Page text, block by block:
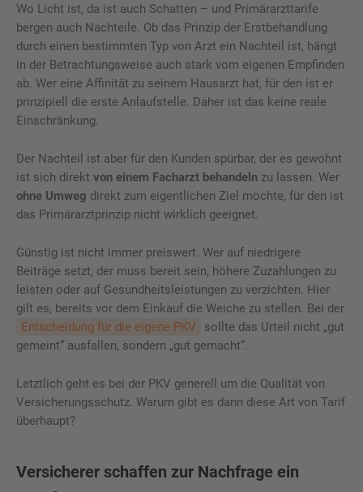
Wo Licht ist, da ist auch Schatten – und Primärarzttarife
bergen auch Nachteile. Ob das Prinzip der Erstbehandlung
durch einen bestimmten Typ von Arzt ein Nachteil ist, hängt
in der Betrachtungsweise auch stark vom eigenen Empfinden
ab. Wer eine Affinität zu seinem Hausarzt hat, für den ist er
prinzipiell die erste Anlaufstelle. Daher ist das keine reale
Einschränkung.
Der Nachteil ist aber für den Kunden spürbar, der es gewohnt
ist sich direkt von einem Facharzt behandeln zu lassen. Wer
ohne Umweg direkt zum eigentlichen Ziel möchte, für den ist
das Primärarztprinzip nicht wirklich geeignet.
Günstig ist nicht immer preiswert. Wer auf niedrigere
Beiträge setzt, der muss bereit sein, höhere Zuzahlungen zu
leisten oder auf Gesundheitsleistungen zu verzichten. Hier
gilt es, bereits vor dem Einkauf die Weiche zu stellen. Bei der
Entscheidung für die eigene PKV
sollte das Urteil nicht „gut
gemeint“ ausfallen, sondern „gut gemacht“.
Letztlich geht es bei der PKV generell um die Qualität von
Versicherungsschutz. Warum gibt es dann diese Art von Tarif
überhaupt?
Versicherer schaffen zur Nachfrage ein